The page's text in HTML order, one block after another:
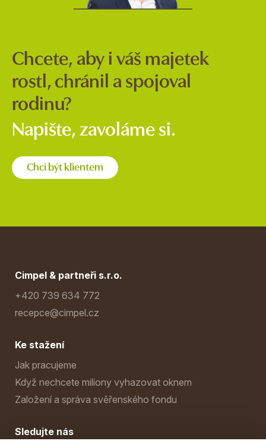
Chcete, aby i váš majetek
rostl, chránil a spojoval
rodinu?
Napište, zavoláme si.
Chci být klientem
Cimpel & partneři s.r.o.
+420 739 634 772
recepce@cimpel.cz
Ke stažení
Jak pracujeme
Když nechcete miliony vyhazovat oknem
Založení a správa svěřenského fondu
Sledujte nás